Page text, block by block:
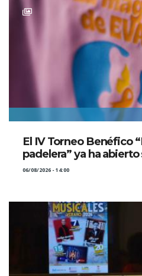
El IV Torneo Benéfico
padelera” ya ha
06/08/2026 - 14:00